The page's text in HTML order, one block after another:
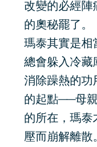
改變的必經陣
的奧秘罷
瑪泰其實是相
總會躲入冷藏
消除躁熱的功
的起點──母
的所在，瑪泰
壓而崩解離